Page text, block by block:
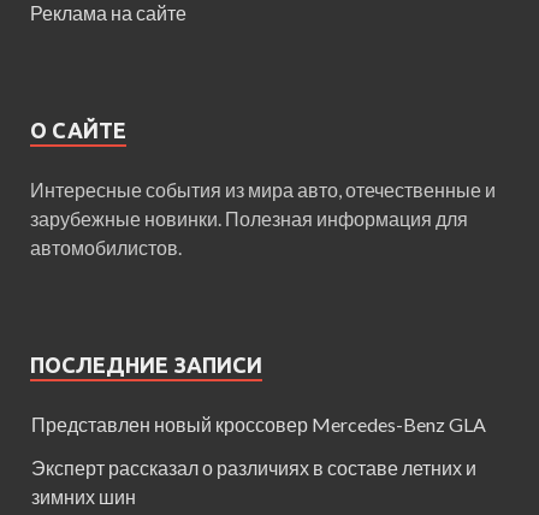
Реклама на сайте
О САЙТЕ
Интересные события из мира авто, отечественные и
зарубежные новинки. Полезная информация для
автомобилистов.
ПОСЛЕДНИЕ ЗАПИСИ
Представлен новый кроссовер Mercedes-Benz GLA
Эксперт рассказал о различиях в составе летних и
зимних шин